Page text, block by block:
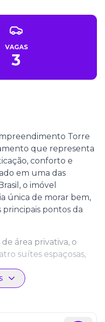
VAGAS
3
Torre
que representa
conforto e
em uma das
o imóvel
única de morar bem,
principais pontos da
área privativa, o
suítes espaçosas,
e comodidade
são amplos,
criando uma